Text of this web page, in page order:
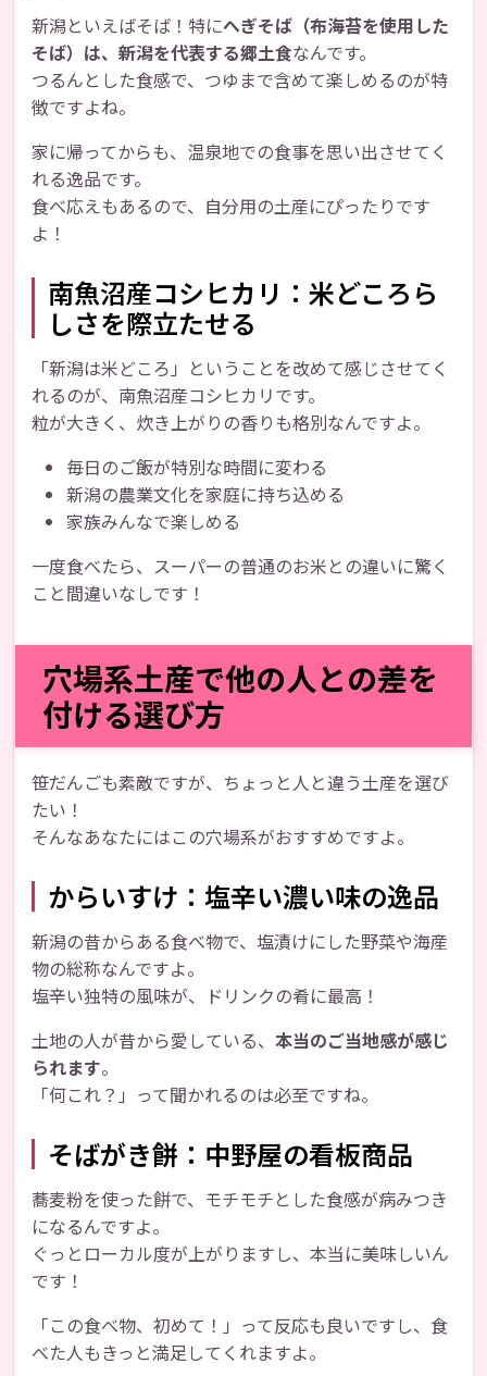
新潟といえばそば！特にへぎそば（布海苔を使用した
そば）は、新潟を代表する郷土食なんです。
つるんとした食感で、つゆまで含めて楽しめるのが特
徴ですよね。
家に帰ってからも、温泉地での食事を思い出させてく
れる逸品です。
食べ応えもあるので、自分用の土産にぴったりです
よ！
南魚沼産コシヒカリ：米どころら
しさを際立たせる
「新潟は米どころ」ということを改めて感じさせてく
れるのが、南魚沼産コシヒカリです。
粒が大きく、炊き上がりの香りも格別なんですよ。
毎日のご飯が特別な時間に変わる
新潟の農業文化を家庭に持ち込める
家族みんなで楽しめる
一度食べたら、スーパーの普通のお米との違いに驚く
こと間違いなしです！
穴場系土産で他の人との差を
付ける選び方
笹だんごも素敵ですが、ちょっと人と違う土産を選び
たい！
そんなあなたにはこの穴場系がおすすめですよ。
からいすけ：塩辛い濃い味の逸品
新潟の昔からある食べ物で、塩漬けにした野菜や海産
物の総称なんですよ。
塩辛い独特の風味が、ドリンクの肴に最高！
土地の人が昔から愛している、 本当のご当地感が感じ
られます。
「何これ？」って聞かれるのは必至ですね。
そばがき餅：中野屋の看板商品
蕎麦粉を使った餅で、モチモチとした食感が病みつき
になるんですよ。
ぐっとローカル度が上がりますし、本当に美味しいん
です！
「この食べ物、初めて！」って反応も良いですし、食
べた人もきっと満足してくれますよ。